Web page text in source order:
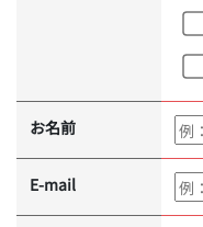
お名前
E-mail